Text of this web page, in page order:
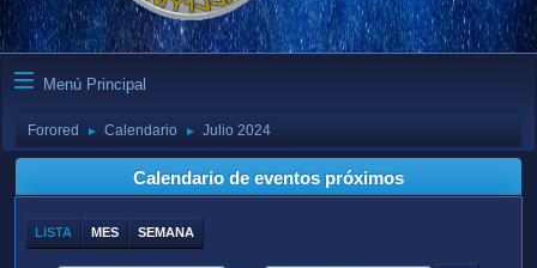
Menú Principal
Forored ► Calendario ► Julio 2024
Calendario de eventos próximos
LISTA MES SEMANA